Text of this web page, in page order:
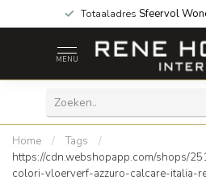
Totaaladres Sfeervol
MENU
Home / Tags
/
https://cdn.webshopapp.com/shops/
colori-vloerverf-azzuro-calcare-italia-